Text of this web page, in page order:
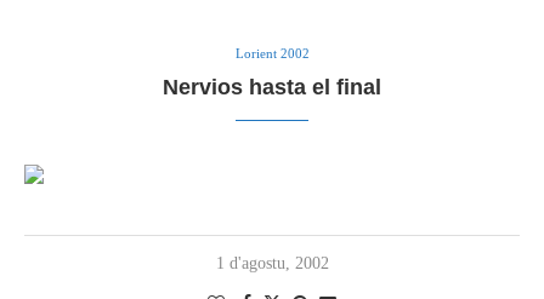
Lorient 2002
Nervios hasta el final
1 d'agostu, 2002